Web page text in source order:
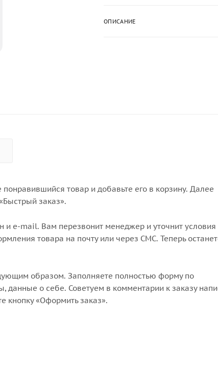
ОПИСАНИЕ
товар и добавьте его в корзину. Далее
заказ».
e-mail. Вам перезвонит менеджер и уточнит условия
товара на почту или через СМС. Теперь
образом. Заполняете полностью форму по
данные о себе. Советуем в комментарии к заказу
кнопку «Оформить заказ».